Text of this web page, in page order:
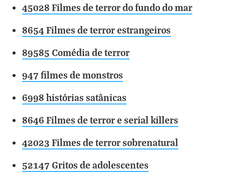
45028 Filmes de terror do fundo do mar
8654 Filmes de terror estrangeiros
89585 Comédia de terror
947 filmes de monstros
6998 histórias satânicas
8646 Filmes de terror e serial killers
42023 Filmes de terror sobrenatural
52147 Gritos de adolescentes